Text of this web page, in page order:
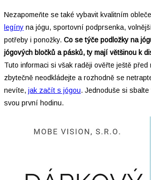
Nezapomeňte se také vybavit kvalitním
legíny na jógu, sportovní podprsenka,
potřeby i ponožky. Co se týče podložky na
jógových bločků a pásků, ty mají většinou k
Tuto informaci si však raději ověřte ještě před
zbytečně neodkládejte a rozhodně se
nevíte, jak začít s jógou. Jednoduše si
svou první hodinu.